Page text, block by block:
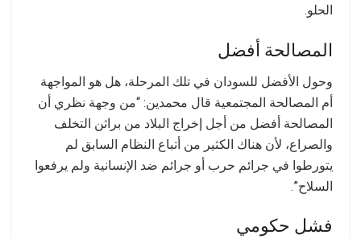
الحلو.
المصالحة أفضل
وحول الأفضل للسودان في تلك المرحلة، هل هو المواجهة
أم المصالحة المجتمعية قال محمدين: “من وجهة نظري أن
المصالحة أفضل من أجل إخراج البلاد من براثن التخلف
والصراع، لأن هناك الكثير من أتباع النظام السابق لم
يتورطوا في جرائم حرب أو جرائم ضد الإنسانية ولم يرفعوا
السلاح”.
فشل حكومي